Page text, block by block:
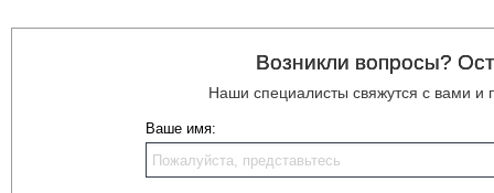
Возникли вопросы?
Наши специалисты свяжутся с вами
Ваше имя: